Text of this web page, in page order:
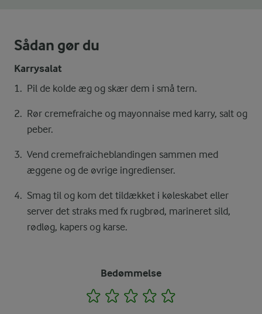
Sådan gør du
Karrysalat
Pil de kolde æg og skær dem i små tern.
Rør cremefraiche og mayonnaise med karry, salt og
peber.
Vend cremefraicheblandingen sammen med
æggene og de øvrige ingredienser.
Smag til og kom det tildækket i køleskabet eller
server det straks med fx rugbrød, marineret sild,
rødløg, kapers og karse.
Bedømmelse
1 2 3 4